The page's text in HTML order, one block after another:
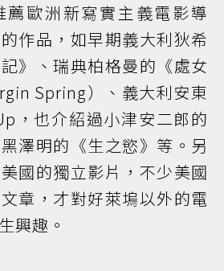
薦歐洲新寫實主義電影導
作品，如早期義大利狄希
》、瑞典柏格曼的《處女
Spring）、義大利安東
，也介紹過小津安二郎的
澤明的《生之慾》等。另
國的獨立影片，不少美國
章，才對好萊塢以外的電
興趣。